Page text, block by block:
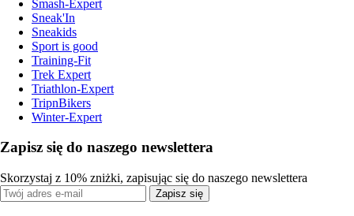
Smash-Expert
Sneak'In
Sneakids
Sport is good
Training-Fit
Trek Expert
Triathlon-Expert
TripnBikers
Winter-Expert
Zapisz się do naszego newslettera
Skorzystaj z 10% zniżki, zapisując się do naszego newslettera
Zapisz się